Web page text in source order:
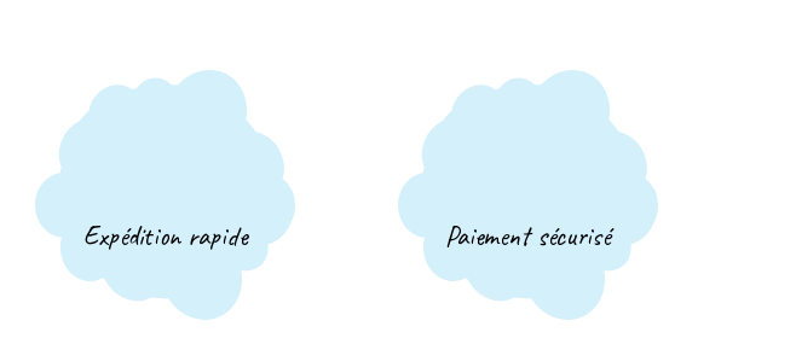
Expédition rapide Paiement sécurisé